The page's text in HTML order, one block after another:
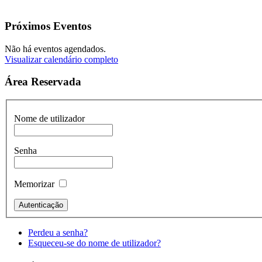
Próximos Eventos
Não há eventos agendados.
Visualizar calendário completo
Área Reservada
Nome de utilizador
Senha
Memorizar
Perdeu a senha?
Esqueceu-se do nome de utilizador?